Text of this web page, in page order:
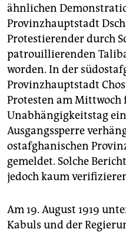
ähnlichen
Provinzhauptstadt
Protestierender durch
patrouillierenden
worden. In der
Provinzhauptstadt
Protesten am Mittwoch
Unabhängigkeitstag
Ausgangssperre
ostafghanischen
gemeldet. Solche
jedoch kaum
Am 19. August 1919
Kabuls und der